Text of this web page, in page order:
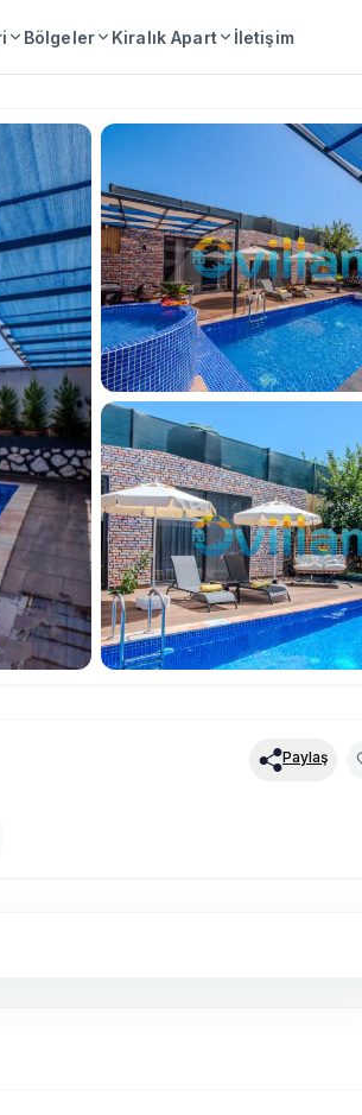
Bölgeler Kiralık Apart İletişim
Paylaş